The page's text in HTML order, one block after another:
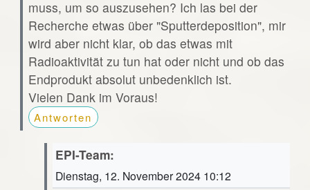
muss, um so auszusehen? Ich las bei der
Recherche etwas über "Sputterdeposition", mir
wird aber nicht klar, ob das etwas mit
Radioaktivität zu tun hat oder nicht und ob das
Endprodukt absolut unbedenklich ist.
Vielen Dank im Voraus!
Antworten
EPI-Team:
Dienstag, 12. November 2024 10:12